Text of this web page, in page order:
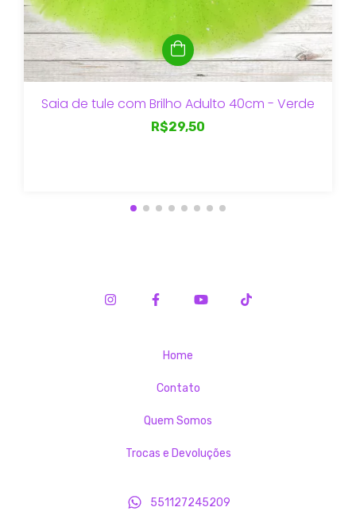
Saia de tule com Brilho Adulto 40cm - Verde
R$29,50
Home
Contato
Quem Somos
Trocas e Devoluções
551127245209